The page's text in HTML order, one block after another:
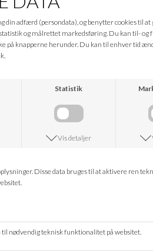
Tip en ven
KØBTE OGSÅ